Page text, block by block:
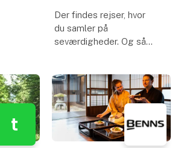
Der findes rejser, hvor
du samler på
seværdigheder. Og så
faktisk sker imellem
mennesker – i et
fællesskab, der opstår,
når vi går sammen i
højderne
t